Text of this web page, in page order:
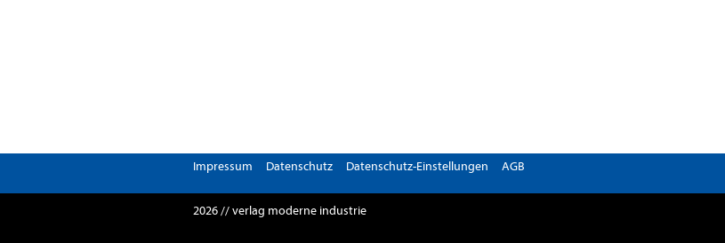
Impressum Datenschutz Datenschutz-Einstellungen AGB
2026 // verlag moderne industrie